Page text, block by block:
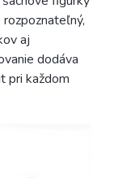
aj
dodáva
pri každom